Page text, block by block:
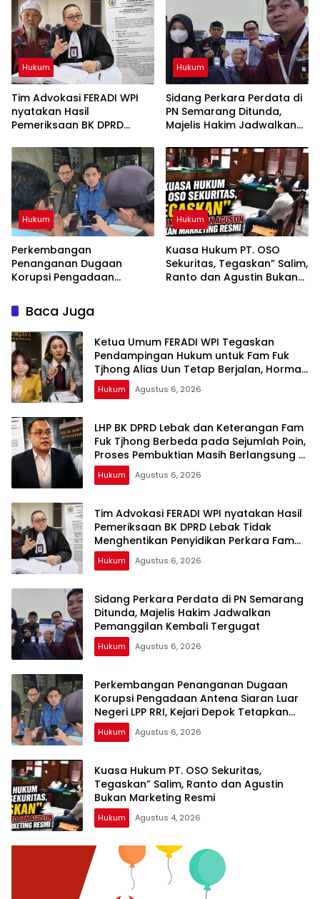
Penyidikan dan Hasil
Pemeriksaan BK
Berlangsung di Polda
Banten ujar Revan FERADI
WPI
Hukum
Tim Advokasi FERADI WPI
nyatakan Hasil
Pemeriksaan BK DPRD
Penyidikan Perkara Fam
Fuk Tjhong alias Eyang Uun
Hukum
Sidang Perkara Perdata di
PN Semarang Ditunda,
Majelis Hakim Jadwalkan
Tergugat
Hukum
Perkembangan
Penanganan Dugaan
Korupsi Pengadaan
LPP RRI, Kejari Depok
Tetapkan Satu Tersangka
Baru
Hukum
Kuasa Hukum PT. OSO
Sekuritas, Tegaskan” Salim,
Ranto dan Agustin Bukan
Baca Juga
Ketua Umum FERADI WPI Tegaskan
Pendampingan Hukum untuk Fam Fuk
Tjhong Alias Uun Tetap Berjalan, Hormati
Proses Penyidikan dan Hasil Pemeriksaan
BK
Hukum Agustus 6, 2026
LHP BK DPRD Lebak dan Keterangan Fam
Fuk Tjhong Berbeda pada Sejumlah Poin,
Proses Pembuktian Masih Berlangsung di
Polda Banten ujar Revan FERADI WPI
Hukum Agustus 6, 2026
Tim Advokasi FERADI WPI nyatakan Hasil
Pemeriksaan BK DPRD Lebak Tidak
Menghentikan Penyidikan Perkara Fam
Fuk Tjhong alias Eyang Uun
Hukum Agustus 6, 2026
Sidang Perkara Perdata di PN Semarang
Ditunda, Majelis Hakim Jadwalkan
Pemanggilan Kembali Tergugat
Hukum Agustus 6, 2026
Perkembangan Penanganan Dugaan
Korupsi Pengadaan Antena Siaran Luar
Negeri LPP RRI, Kejari Depok Tetapkan
Satu Tersangka Baru
Hukum Agustus 6, 2026
Kuasa Hukum PT. OSO Sekuritas,
Tegaskan” Salim, Ranto dan Agustin
Bukan Marketing Resmi
Hukum Agustus 4, 2026